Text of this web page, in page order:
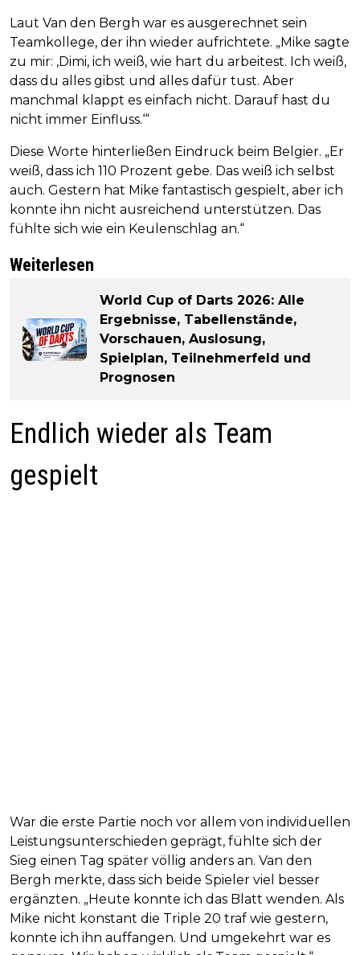
Laut Van den Bergh war es ausgerechnet sein
Teamkollege, der ihn wieder aufrichtete. „Mike sagte
zu mir: ‚Dimi, ich weiß, wie hart du arbeitest. Ich weiß,
dass du alles gibst und alles dafür tust. Aber
manchmal klappt es einfach nicht. Darauf hast du
nicht immer Einfluss.‘“
Diese Worte hinterließen Eindruck beim Belgier. „Er
weiß, dass ich 110 Prozent gebe. Das weiß ich selbst
auch. Gestern hat Mike fantastisch gespielt, aber ich
konnte ihn nicht ausreichend unterstützen. Das
fühlte sich wie ein Keulenschlag an.“
Weiterlesen
World Cup of Darts 2026: Alle
Ergebnisse, Tabellenstände,
Vorschauen, Auslosung,
Spielplan, Teilnehmerfeld und
Prognosen
Endlich wieder als Team
gespielt
War die erste Partie noch vor allem von individuellen
Leistungsunterschieden geprägt, fühlte sich der
Sieg einen Tag später völlig anders an. Van den
Bergh merkte, dass sich beide Spieler viel besser
ergänzten. „Heute konnte ich das Blatt wenden. Als
Mike nicht konstant die Triple 20 traf wie gestern,
konnte ich ihn auffangen. Und umgekehrt war es